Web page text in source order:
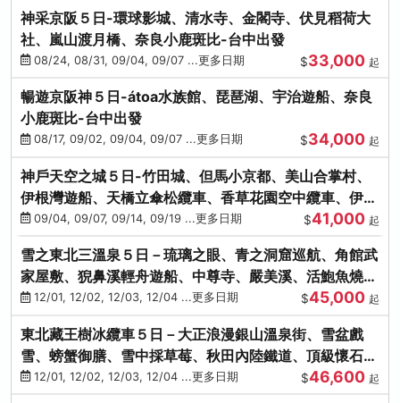
神采京阪５日-環球影城、清水寺、金閣寺、伏見稻荷大
社、嵐山渡月橋、奈良小鹿斑比-台中出發
08/24, 08/31, 09/04, 09/07 ...更多日期 $33,000 起
暢遊京阪神５日-átoa水族館、琵琶湖、宇治遊船、奈良
小鹿斑比-台中出發
08/17, 09/02, 09/04, 09/07 ...更多日期 $34,000 起
神戶天空之城５日-竹田城、但馬小京都、美山合掌村、
伊根灣遊船、天橋立傘松纜車、香草花園空中纜車、伊勢
龍蝦-台中出發
09/04, 09/07, 09/14, 09/19 ...更多日期 $41,000 起
雪之東北三溫泉５日－琉璃之眼、青之洞窟巡航、角館武
家屋敷、猊鼻溪輕舟遊船、中尊寺、嚴美溪、活鮑魚燒、
烤牡蠣、握壽司體驗
12/01, 12/02, 12/03, 12/04 ...更多日期 $45,000 起
東北藏王樹冰纜車５日－大正浪漫銀山溫泉街、雪盆戲
雪、螃蟹御膳、雪中採草莓、秋田內陸鐵道、頂級懷石料
理、松島遊船
12/01, 12/02, 12/03, 12/04 ...更多日期 $46,600 起